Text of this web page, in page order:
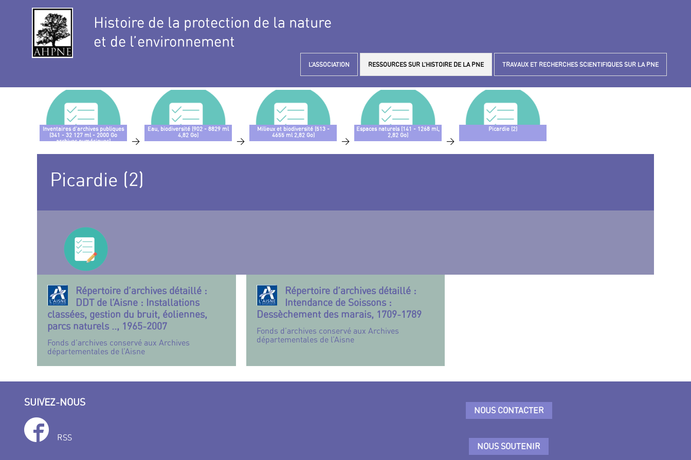
Histoire de la protection de la nature
et de l’environnement
L’ASSOCIATION RESSOURCES SUR L’HISTOIRE DE LA PNE TRAVAUX ET RECHERCHES SCIENTIFIQUES SUR LA PNE
Inventaires d’archives publiques
(341 - 32 127 ml - 2000 Go
archives numériques)
>
Eau, biodiversité (902 - 8829 ml
4,82 Go)
>
Milieux et biodiversité (513 -
4655 ml 2,82 Go)
>
Espaces naturels (141 - 1268 ml,
2,82 Go)
>
Picardie (2)
Picardie (2)
Répertoire d’archives détaillé :
DDT de l’Aisne : Installations
classées, gestion du bruit, éoliennes,
parcs naturels .., 1965-2007
Fonds d’archives conservé aux Archives
départementales de l’Aisne
Répertoire d’archives détaillé :
Intendance de Soissons :
Dessèchement des marais, 1709-1789
Fonds d’archives conservé aux Archives
départementales de l’Aisne
SUIVEZ-NOUS
RSS
NOUS CONTACTER
NOUS SOUTENIR